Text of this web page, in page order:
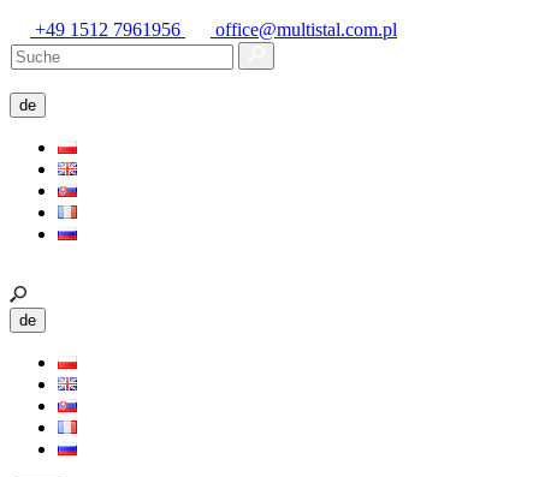
+49 1512 7961956 office@multistal.com.pl
de
de